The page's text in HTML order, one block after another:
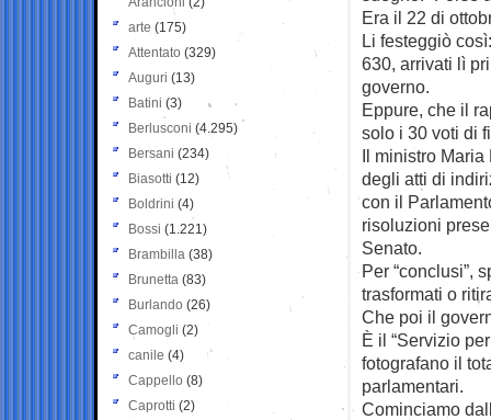
Era il 22 di
Li festeggiò
630, arrivati lì
governo.
Eppure, che il
solo i 30 voti di
Il ministro
degli atti di
con il
risoluzioni
Senato.
Per “conclusi”,
trasformati o
Che poi il
È il “Servizio
fotografano il
parlamentari.
Cominciamo
arte (175)
Attentato (329)
Auguri (13)
Batini (3)
Berlusconi (4.295)
Bersani (234)
Biasotti (12)
Boldrini (4)
Bossi (1.221)
Brambilla (38)
Brunetta (83)
Burlando (26)
Camogli (2)
canile (4)
Cappello (8)
Caprotti (2)